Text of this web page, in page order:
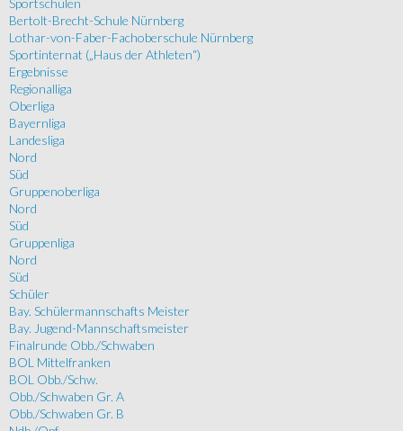
Sportschulen
Bertolt-Brecht-Schule Nürnberg
Lothar-von-Faber-Fachoberschule Nürnberg
Sportinternat („Haus der Athleten“)
Ergebnisse
Regionalliga
Oberliga
Bayernliga
Landesliga
Nord
Süd
Gruppenoberliga
Nord
Süd
Gruppenliga
Nord
Süd
Schüler
Bay. Schülermannschafts Meister
Bay. Jugend-Mannschaftsmeister
Finalrunde Obb./Schwaben
BOL Mittelfranken
BOL Obb./Schw.
Obb./Schwaben Gr. A
Obb./Schwaben Gr. B